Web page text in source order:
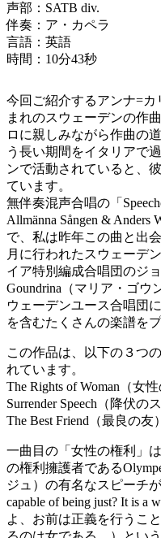
声部：SATB div.
伴奏：ア・カペラ
言語：英語
時間：10分43秒
今回ご紹介するアンナ=カ
まれのスウェーデンの作
ロに親しみながら作曲の
う長い期間をイタリアで
ンで活動されていると、
ています。
無伴奏混声合唱の「
Allmänna Sången &
で、私は昨年この曲と出
月に行われたスウェーデ
イア特別編成合唱団​​のジ
Goundrina（マリア・ゴウ
ウェーデンユース合唱団
を含むたくさんの楽譜を
この作品は、以下の３つ
れています。
The Rights of Woman（女性
Surrender Speech（降伏の
The Best Friend（最良の友）
一曲目の「女性の権利」
の権利擁護者​​である
ジュ）​​の有名なスピーチ
capable of being just? It is a
よ、お前は正義を行うこ